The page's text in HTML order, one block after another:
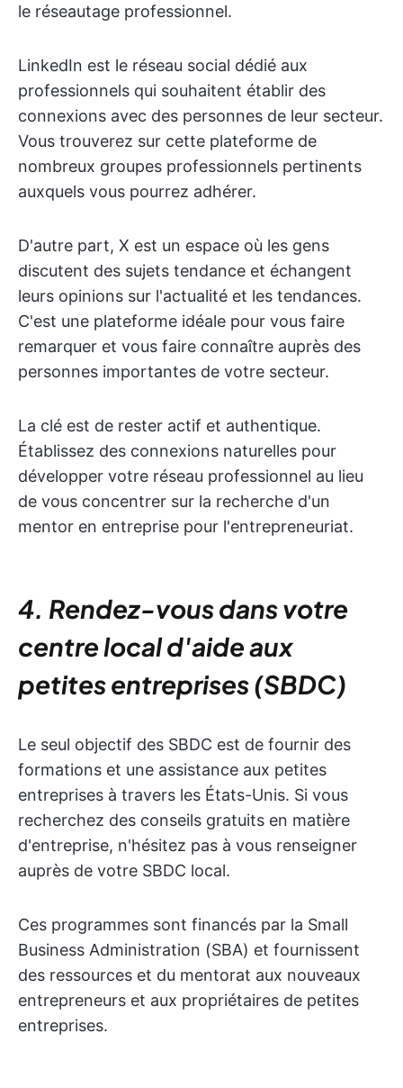
le réseautage professionnel.
LinkedIn est le réseau social dédié aux
professionnels qui souhaitent établir des
connexions avec des personnes de leur secteur.
Vous trouverez sur cette plateforme de
nombreux groupes professionnels pertinents
auxquels vous pourrez adhérer.
D'autre part, X est un espace où les gens
discutent des sujets tendance et échangent
leurs opinions sur l'actualité et les tendances.
C'est une plateforme idéale pour vous faire
remarquer et vous faire connaître auprès des
personnes importantes de votre secteur.
La clé est de rester actif et authentique.
Établissez des connexions naturelles pour
développer votre réseau professionnel au lieu
de vous concentrer sur la recherche d'un
mentor en entreprise pour l'entrepreneuriat.
4. Rendez-vous dans votre
centre local d'aide aux
petites entreprises (SBDC)
Le seul objectif des SBDC est de fournir des
formations et une assistance aux petites
entreprises à travers les États-Unis. Si vous
recherchez des conseils gratuits en matière
d'entreprise, n'hésitez pas à vous renseigner
auprès de votre SBDC local.
Ces programmes sont financés par la Small
Business Administration (SBA) et fournissent
des ressources et du mentorat aux nouveaux
entrepreneurs et aux propriétaires de petites
entreprises.